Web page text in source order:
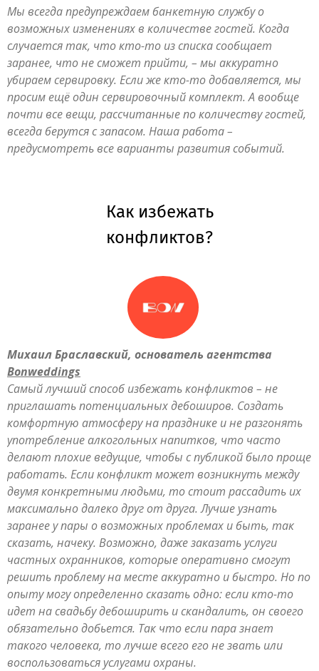
Мы всегда предупреждаем банкетную службу о
возможных изменениях в количестве гостей. Когда
случается так, что кто-то из списка сообщает
заранее, что не сможет прийти, – мы аккуратно
убираем сервировку. Если же кто-то добавляется, мы
просим ещё один сервировочный комплект. А вообще
почти все вещи, рассчитанные по количеству гостей,
всегда берутся с запасом. Наша работа –
предусмотреть все варианты развития событий.
Как избежать
конфликтов?
Михаил Браславский, основатель агентства
Bonweddings
Самый лучший способ избежать конфликтов – не
приглашать потенциальных дебоширов. Создать
комфортную атмосферу на празднике и не разгонять
употребление алкогольных напитков, что часто
делают плохие ведущие, чтобы с публикой было проще
работать. Если конфликт может возникнуть между
двумя конкретными людьми, то стоит рассадить их
максимально далеко друг от друга. Лучше узнать
заранее у пары о возможных проблемах и быть, так
сказать, начеку. Возможно, даже заказать услуги
частных охранников, которые оперативно смогут
решить проблему на месте аккуратно и быстро. Но по
опыту могу определенно сказать одно: если кто-то
идет на свадьбу дебоширить и скандалить, он своего
обязательно добьется. Так что если пара знает
такого человека, то лучше всего его не звать или
воспользоваться услугами охраны.